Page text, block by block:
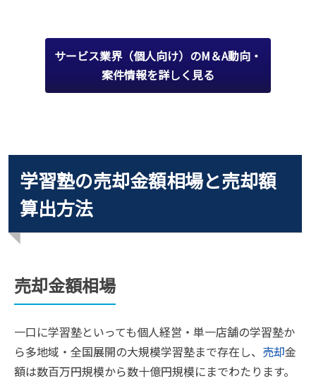
サービス業界（個人向け）のM＆A動向・
案件情報を詳しく見る
学習塾の売却金額相場と売却額
算出方法
売却金額相場
一口に学習塾といっても個人経営・単一店舗の学習塾か
ら多地域・全国展開の大規模学習塾まで存在し、 売却金
額は数百万円規模から数十億円規模にまでわたります。